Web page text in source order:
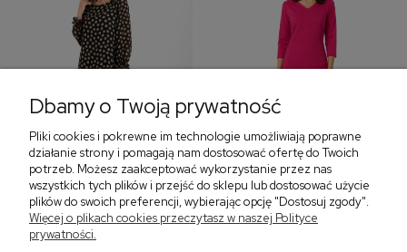
Sukienka z falbaną i
bufiastym rękawem w
Sukienka z dekoltem w
‹
Dbamy o Twoją prywatność
Pliki cookies i pokrewne im technologie umożliwiają poprawne
działanie strony i pomagają nam dostosować ofertę do Twoich
potrzeb. Możesz zaakceptować wykorzystanie przez nas
wszystkich tych plików i przejść do sklepu lub dostosować użycie
plików do swoich preferencji, wybierając opcję "Dostosuj zgody".
Więcej o plikach cookies przeczytasz w naszej Polityce
prywatności.